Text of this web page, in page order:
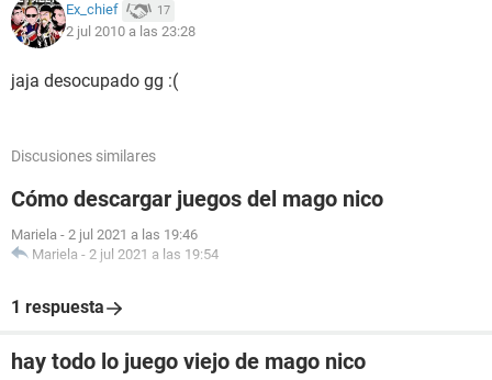
Ex_chief 17
2 jul 2010 a las 23:28
jaja desocupado gg :(
Discusiones similares
Cómo descargar juegos del mago nico
Mariela - 2 jul 2021 a las 19:46
Mariela - 2 jul 2021 a las 19:54
1 respuesta
hay todo lo juego viejo de mago nico